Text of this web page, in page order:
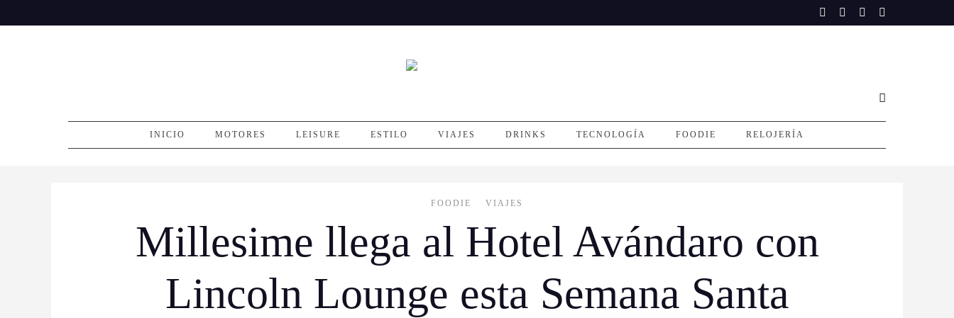
to
INICIO MOTORES LEISURE ESTILO VIAJES DRINKS TECNOLOGÍA FOODIE RELOJERÍA
FOODIE VIAJES
Millesime llega al Hotel Avándaro con
Lincoln Lounge esta Semana Santa